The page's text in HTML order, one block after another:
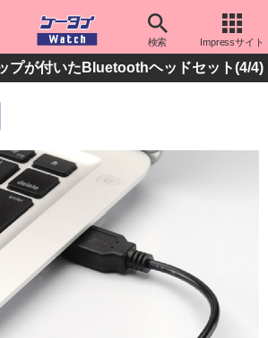
検索 Impressサイト
プが付いたBluetoothヘッドセット(4/4)